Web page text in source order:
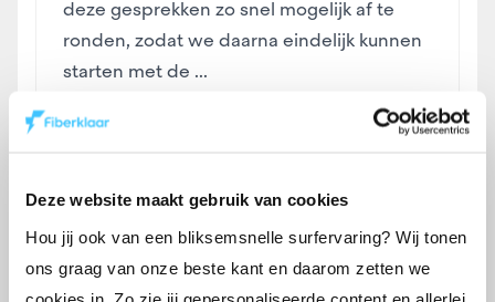
Deze website maakt gebruik van cookies
Hou jij ook van een bliksemsnelle surfervaring? Wij tonen
ons graag van onze beste kant en daarom zetten we
cookies in. Zo zie jij gepersonaliseerde content en allerlei
deze gesprekken zo snel mogelijk af te
ronden, zodat we daarna eindelijk kunnen
starten met de ...